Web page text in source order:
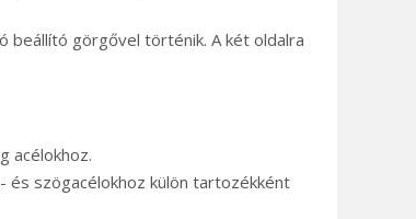
beállító görgővel történik. A két oldalra
acélokhoz.
szögacélokhoz külön tartozékként